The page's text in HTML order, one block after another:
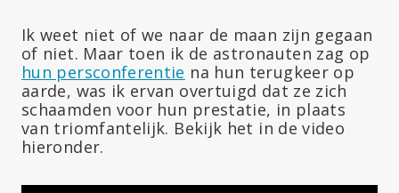
Ik weet niet of we naar de maan zijn gegaan
of niet. Maar toen ik de astronauten zag op
hun persconferentie na hun terugkeer op
aarde, was ik ervan overtuigd dat ze zich
schaamden voor hun prestatie, in plaats
van triomfantelijk. Bekijk het in de video
hieronder.